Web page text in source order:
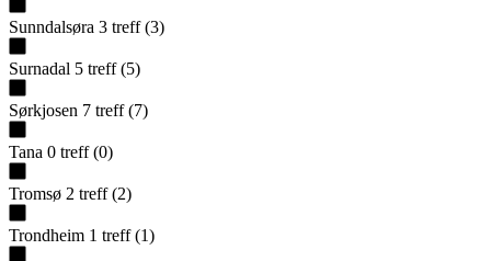
Sunndalsøra 3 treff (3)
Surnadal 5 treff (5)
Sørkjosen 7 treff (7)
Tana 0 treff (0)
Tromsø 2 treff (2)
Trondheim 1 treff (1)